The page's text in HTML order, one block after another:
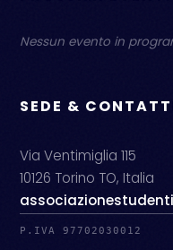
Nessun evento in
SEDE &
Via Ventimiglia 115
10126 Torino TO, Italia
P.IVA 97702030012